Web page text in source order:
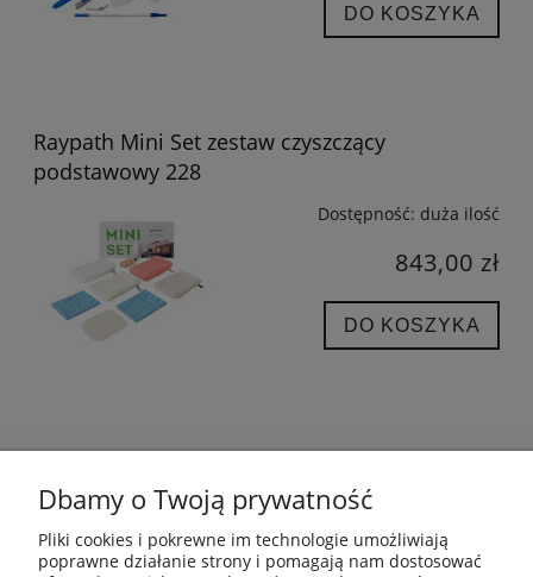
DO KOSZYKA
Raypath Mini Set zestaw czyszczący
podstawowy 228
Dostępność: duża ilość
843,00 zł
DO KOSZYKA
INFORMACJE
Dbamy o Twoją prywatność
Pliki cookies i pokrewne im technologie umożliwiają
poprawne działanie strony i pomagają nam dostosować